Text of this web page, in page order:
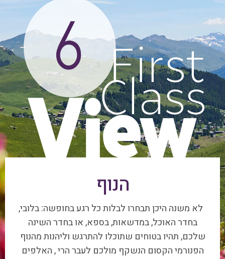
לא משנה היכן תבחרו לבלות כל רגע בחופשה: בלובי,
בחדר האוכל, במדשאות, בספא, או בחדר השינה
שלכם, תהיו בטוחים שתוכלו להתרגש וליהנות מהנוף
הפנורמי הקסום הנשקף מולכם לעבר הרי , האלפים
של גריסון Grisons Alps